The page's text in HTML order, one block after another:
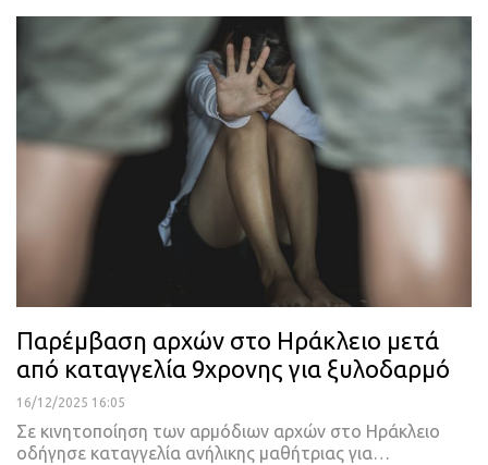
Παρέμβαση αρχών στο Ηράκλειο μετά
από καταγγελία 9χρονης για ξυλοδαρμό
16/12/2025 16:05
Σε κινητοποίηση των αρμόδιων αρχών στο Ηράκλειο
οδήγησε καταγγελία ανήλικης μαθήτριας για…